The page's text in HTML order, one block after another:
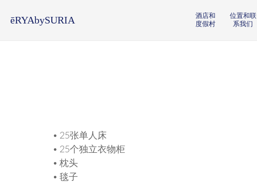
ēRYAbySURIA
酒店和
度假村
位置和联
系我们
• 25张单人床
• 25个独立衣物柜
• 枕头
• 毯子